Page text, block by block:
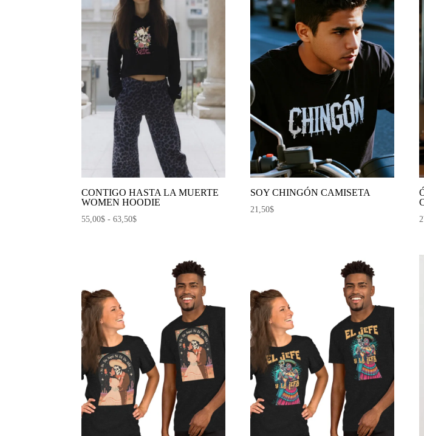
CONTIGO HASTA LA MUERTE
WOMEN HOODIE
55,00$ - 63,50$Rango
SOY CHINGÓN CAMISETA
21,50$